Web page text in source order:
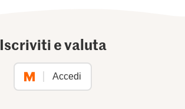
Iscriviti e valuta
Accedi